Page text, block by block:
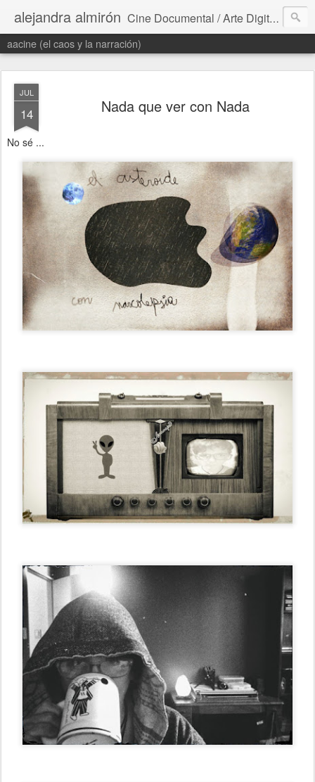
alejandra almirón Cine Documental / Arte Digital / Literatura / Proyectos Transmedia
aacine (el caos y la narración)
JUL
14 Nada que ver con Nada
No sé ...